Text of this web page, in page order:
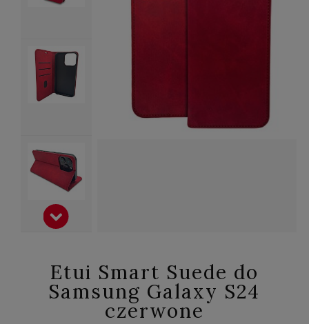
Etui Smart Suede do
Samsung Galaxy S24
czerwone